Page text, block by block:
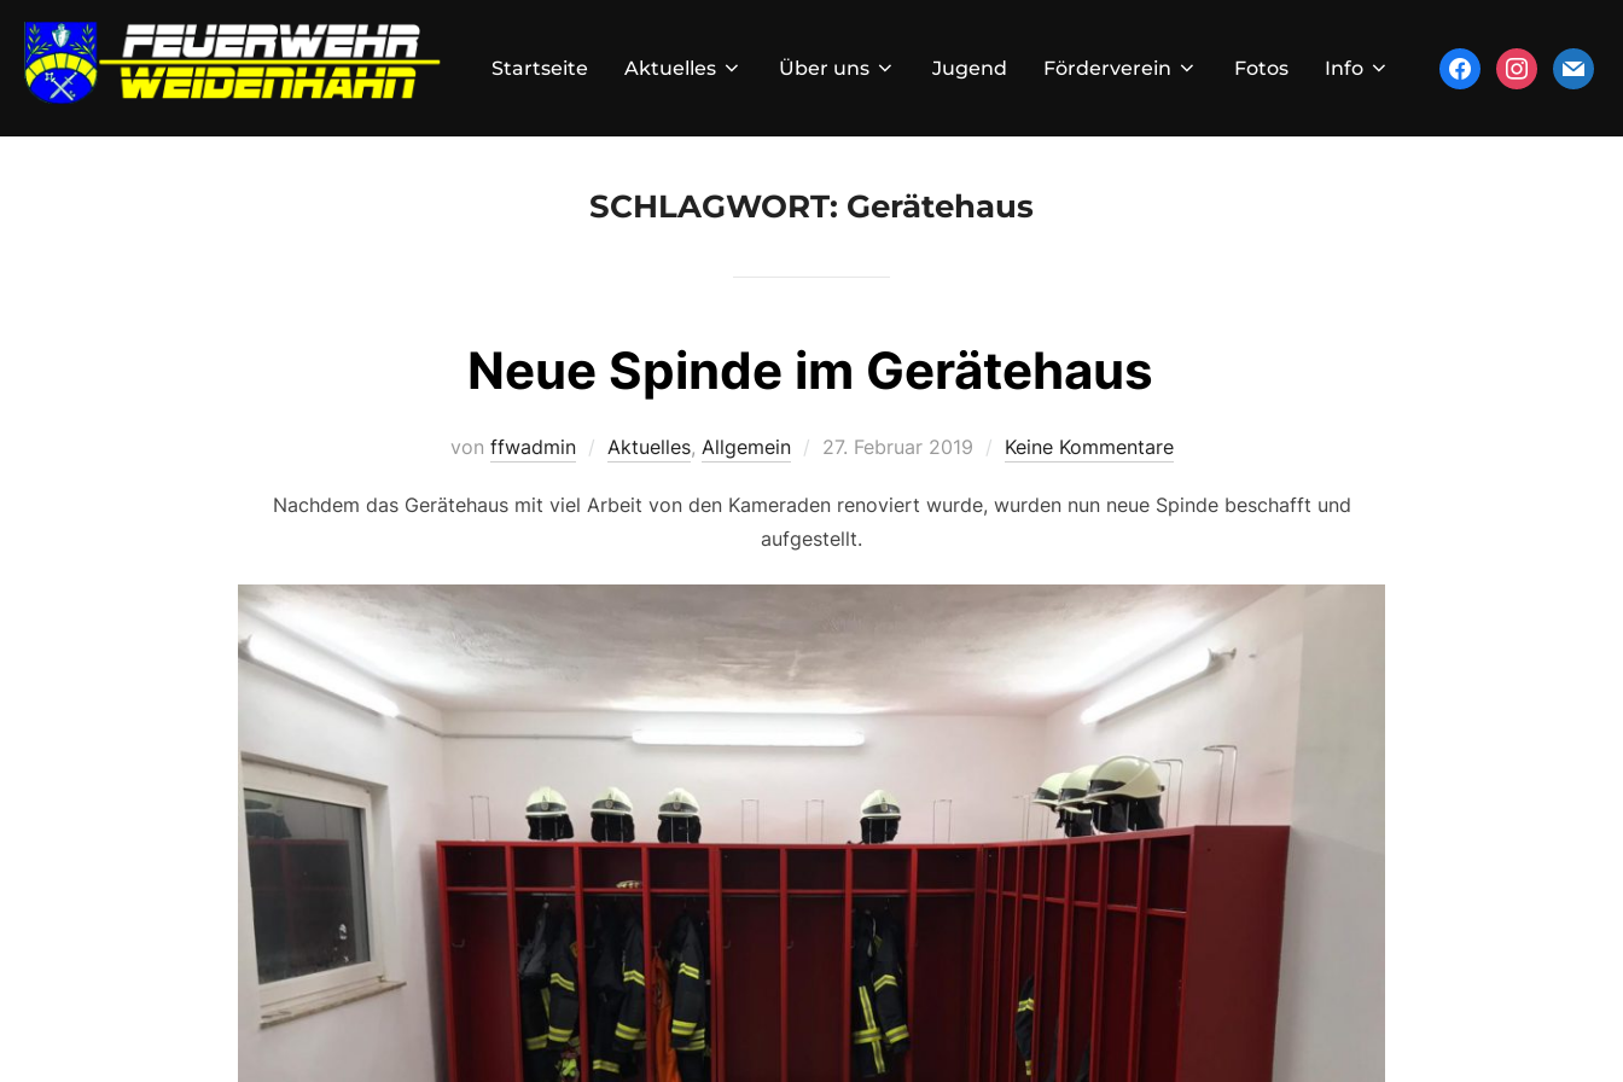
Zum
Inhalt
springen
Startseite Aktuelles Über uns Jugend Förderverein Fotos Info facebookinstagram
mail
SCHLAGWORT: Gerätehaus
Neue Spinde im Gerätehaus
von ffwadmin Aktuelles, Allgemein
Veröffentlicht
27. Februar 2019 Keine Kommentare
Nachdem das Gerätehaus mit viel Arbeit von den Kameraden renoviert wurde, wurden nun neue Spinde beschafft und
aufgestellt.